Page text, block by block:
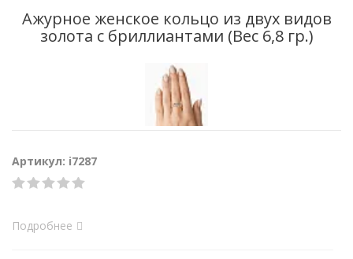
Ажурное женское кольцо из двух видов
золота с бриллиантами (Вес 6,8 гр.)
Артикул: i7287
Подробнее